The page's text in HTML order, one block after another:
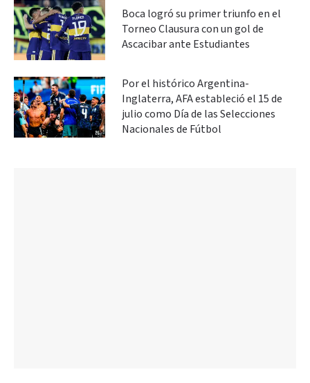
Boca logró su primer triunfo en el
Torneo Clausura con un gol de
Ascacibar ante Estudiantes
Por el histórico Argentina-
Inglaterra, AFA estableció el 15 de
julio como Día de las Selecciones
Nacionales de Fútbol